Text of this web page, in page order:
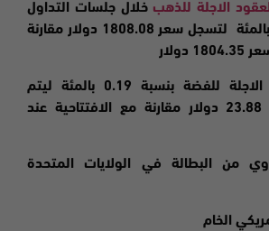
الاجلة للذهب خلال جلسات التداول
لليوم بنسبة 0.21 بالمئة لتسجل سعر 1808.08 دولار مقارنة
دولا
ر
العقود الاجلة للفضة بنسبة 0.19 بالمئة ليتم
التداول عليها عند 23.88 دولار مقارنة مع الافتتاحية عند
من البطالة في الولايات المتحدة
الخام